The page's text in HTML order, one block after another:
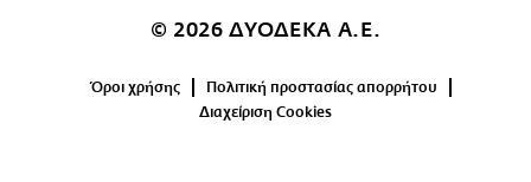
© 2026 ΔΥΟΔΕΚΑ Α.Ε.
Όροι χρήσης
Πολιτική προστασίας απορρήτου
Διαχείριση Cookies